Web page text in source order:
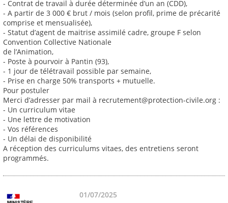
- Contrat de travail à durée déterminée d’un an (CDD),
- A partir de 3 000 € brut / mois (selon profil, prime de précarité
comprise et mensualisée),
- Statut d’agent de maitrise assimilé cadre, groupe F selon
Convention Collective Nationale
de l’Animation,
- Poste à pourvoir à Pantin (93),
- 1 jour de télétravail possible par semaine,
- Prise en charge 50% transports + mutuelle.
Pour postuler
Merci d’adresser par mail à recrutement@protection-civile.org :
- Un curriculum vitae
- Une lettre de motivation
- Vos références
- Un délai de disponibilité
A réception des curriculums vitaes, des entretiens seront
programmés.
01/07/2025